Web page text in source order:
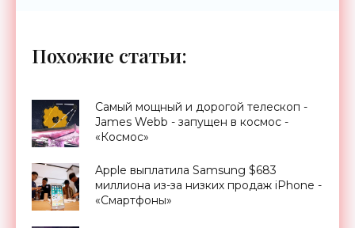
Похожие статьи:
Самый мощный и дорогой телескоп -
James Webb - запущен в космос -
«Космос»
Apple выплатила Samsung $683
миллиона из-за низких продаж iPhone -
«Смартфоны»